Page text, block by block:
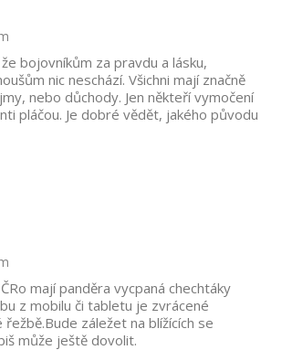
bojovníkům za pravdu a lásku,
nic neschází. Všichni mají značně
nebo důchody. Jen někteří vymočení
pláčou. Je dobré vědět, jakého původu
mají panděra vycpaná chechtáky
z mobilu či tabletu je zvrácené
záležet na blížících se
může ještě dovolit.